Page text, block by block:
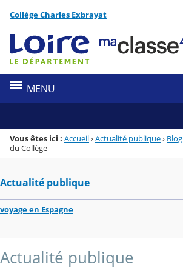
Menu de la rubrique
Contenu
Collège Charles Exbrayat
MENU
Vous êtes ici : Accueil›Actualité publique› Blog
du Collège
Actualité publique
voyage en Espagne
Actualité publique